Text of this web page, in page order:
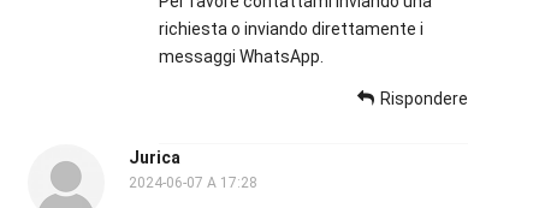
richiesta o inviando direttamente i
messaggi WhatsApp.
Rispondere
Jurica
2024-06-07 A 17:28